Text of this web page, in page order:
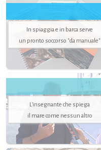
In spiaggia e in barca serve
un pronto soccorso "da manuale"
L'insegnante che spiega
il mare come nessun altro